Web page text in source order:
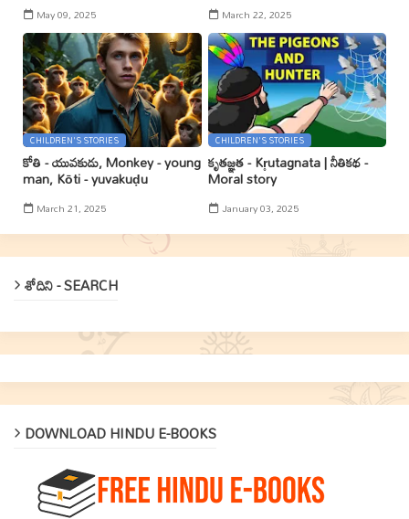
May 09, 2025 March 22, 2025
CHILDREN'S STORIES
కోతి - యువకుడు, Monkey - young
man, Kōti - yuvakuḍu
March 21, 2025
CHILDREN'S STORIES
కృతజ్ఞత - Kr̥utagnata | నీతికథ -
Moral story
January 03, 2025
శోదిని - SEARCH
DOWNLOAD HINDU E-BOOKS